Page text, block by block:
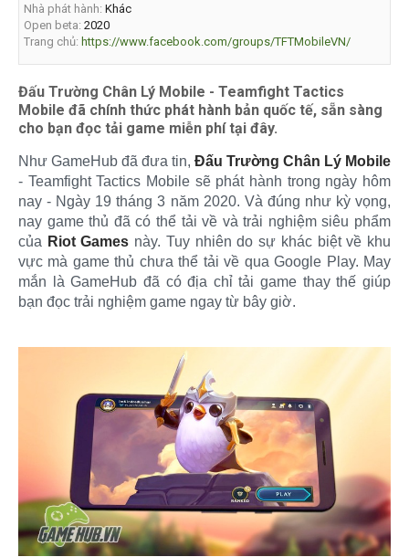
Nhà phát hành: Khác
Open beta: 2020
Trang chủ: https://www.facebook.com/groups/TFTMobileVN/
Đấu Trường Chân Lý Mobile - Teamfight Tactics
Mobile đã chính thức phát hành bản quốc tế, sẵn sàng
cho bạn đọc tải game miễn phí tại đây.
Như GameHub đã đưa tin, Đấu Trường Chân Lý Mobile
- Teamfight Tactics Mobile sẽ phát hành trong ngày hôm
nay - Ngày 19 tháng 3 năm 2020. Và đúng như kỳ vọng,
nay game thủ đã có thể tải về và trải nghiệm siêu phẩm
của Riot Games này. Tuy nhiên do sự khác biệt về khu
vực mà game thủ chưa thể tải về qua Google Play. May
mắn là GameHub đã có địa chỉ tải game thay thế giúp
bạn đọc trải nghiệm game ngay từ bây giờ.